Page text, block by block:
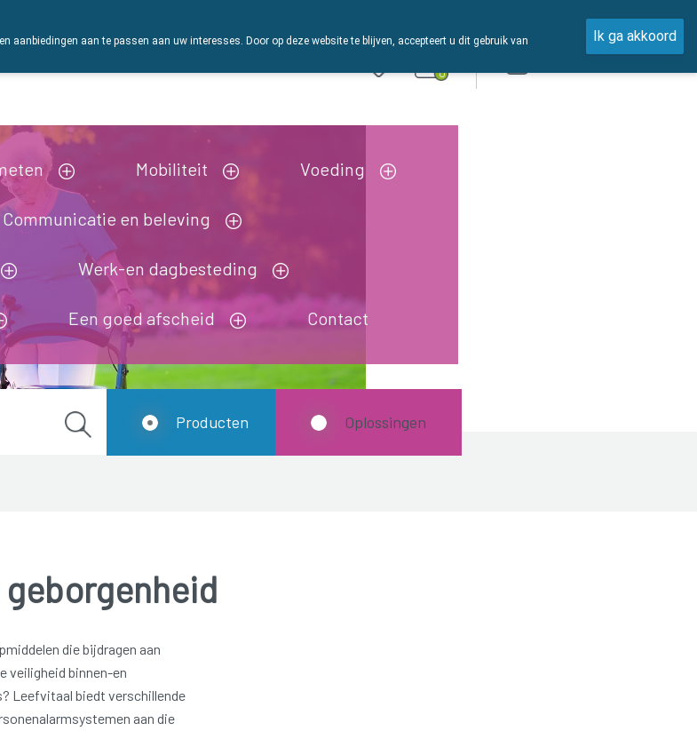
0
Mobiliteit Voeding
Communicatie en beleving
Werk-en dagbesteding
Een goed afscheid Contact
Producten Oplossingen
geborgenheid
die bijdragen aan
veiligheid binnen-en
Leefvitaal biedt verschillende
aan die
aan te passen aan uw interesses. Door op deze website te blijven, accepteert u dit gebruik van
Ik ga akkoord